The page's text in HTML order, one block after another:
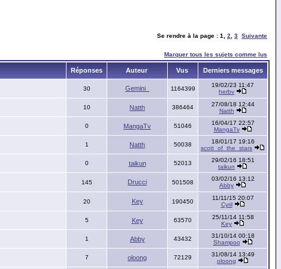
Se rendre à la page : 1 2 3 Suivante
Marquer tous les sujets comme lus
Réponses Auteur Vus Derniers messages
30 Gemini_ 1164399
19/02/23 11:47
herbv
10 Natth 386464
27/08/18 12:44
Natth
0 MangaTv 51046
16/04/17 22:57
MangaTv
1 Natth 50038
18/01/17 19:16
scott_of_the_stars
0 taikun 52013
29/02/16 18:51
taikun
145 Drucci 501508
03/02/16 13:12
Abby
20 Key 190450
11/11/15 20:07
Cyril
5 Key 63570
25/11/14 11:58
Key
1 Abby 43432
31/10/14 00:18
Shampoo
7 oloong 72129
31/08/14 13:49
oloong